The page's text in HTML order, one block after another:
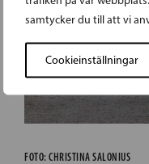
samtycker du till att vi
Cookieinställningar
FOTO: CHRISTINA SALONIUS